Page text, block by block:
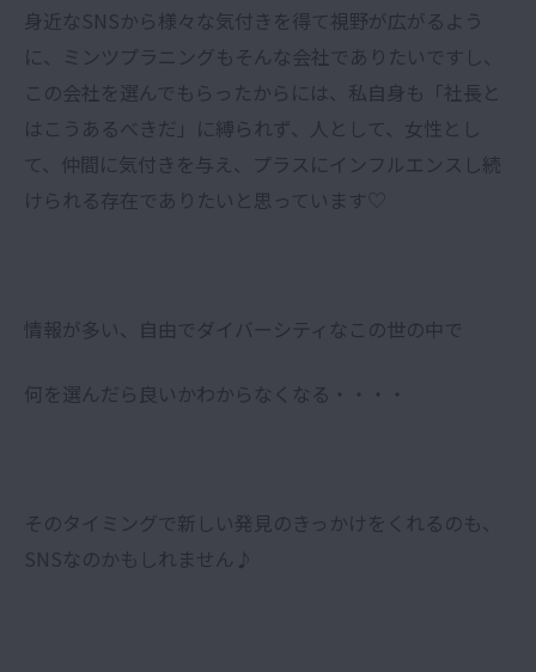
身近なSNSから様々な気付きを得て視野が広がるよう
に、ミンツプラニングもそんな会社でありたいですし、
この会社を選んでもらったからには、私自身も「社長と
はこうあるべきだ」に縛られず、人として、女性とし
て、仲間に気付きを与え、プラスにインフルエンスし続
けられる存在でありたいと思っています♡
情報が多い、自由でダイバーシティなこの世の中で
何を選んだら良いかわからなくなる・・・・
そのタイミングで新しい発見のきっかけをくれるのも、
SNSなのかもしれません♪